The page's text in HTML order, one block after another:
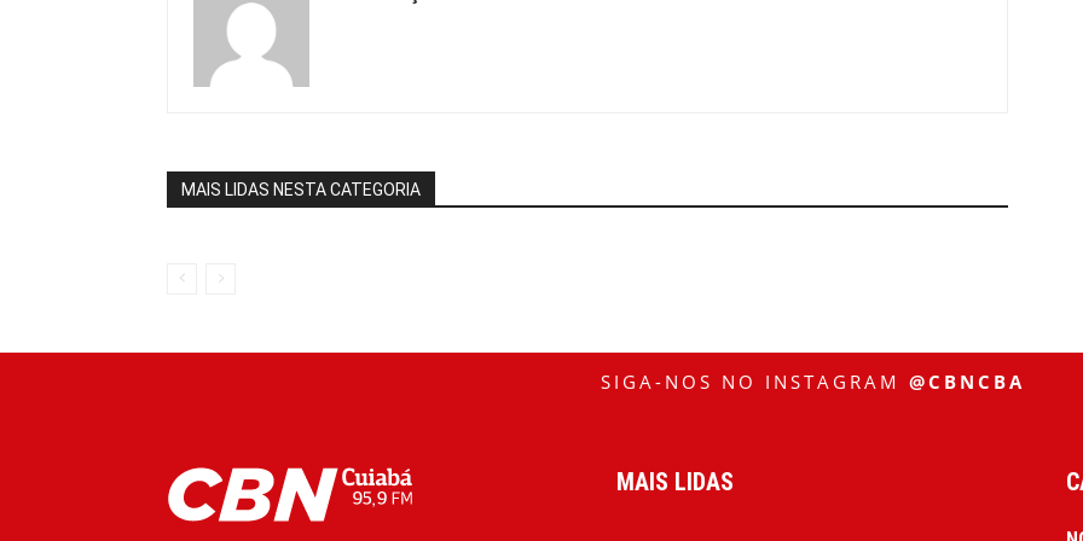
MAIS LIDAS NESTA CATEGORIA
SIGA-NOS NO INSTAGRAM @CBNCBA
MAIS LIDAS